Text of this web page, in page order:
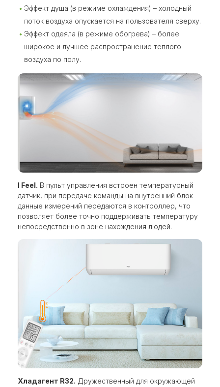
Эффект душа (в режиме охлаждения) – холодный
поток воздуха опускается на пользователя сверху.
Эффект одеяла (в режиме обогрева) – более
широкое и лучшее распространение теплого
воздуха по полу.
I Feel. В пульт управления встроен температурный
датчик, при передаче команды на внутренний блок
данные измерений передаются в контроллер, что
позволяет более точно поддерживать температуру
непосредственно в зоне нахождения людей.
Хладагент R32. Дружественный для окружающей